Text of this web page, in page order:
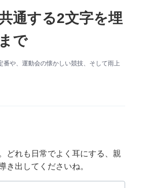
通する2文字を埋
で
や、運動会の懐かしい競技、そして雨上
どれも日常でよく耳にする、親
き出してくださいね。